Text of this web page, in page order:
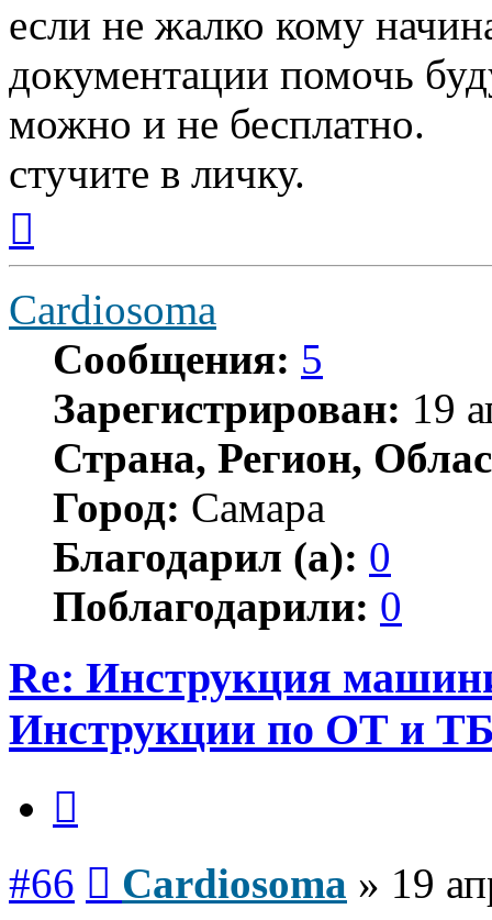
если не жалко кому
документации помочь
можно и не бесплатно.
стучите в личку.
началу
Cardiosoma
Сообщения: 5
Зарегистрирован: 19
Страна, Регион,
Город: Самара
Благодарил (а): 0
Поблагодарили: 0
Re: Инструкция
Инструкции по ОТ и
#66 Cardiosoma » 19